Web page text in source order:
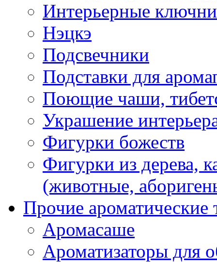
Интерьерные
Нэцкэ
Подсвечники
Подставки для
Поющие чаши,
Украшение
Фигурки божеств
Фигурки из дерева,
(животные,
Прочие ароматические
Аромасаше
Ароматизаторы для